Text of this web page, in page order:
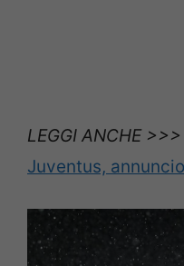
LEGGI ANCHE >>>
Juventus,